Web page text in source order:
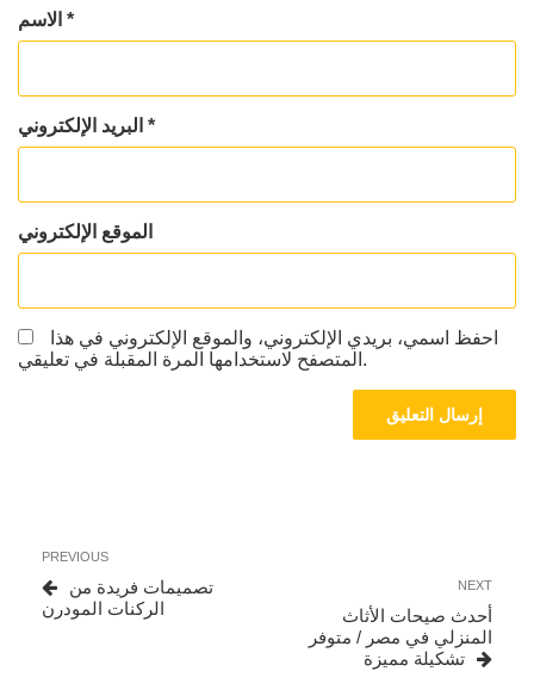
*
*
الموقع الإلكتروني
احفظ اسمي، بريدي الإلكتروني، والموقع الإلكتروني في هذا
المتصفح لاستخدامها المرة المقبلة في تعليقي.
المقالات
Previous
Post
PREVIOUS
تصميمات فريدة من
الركنات المودرن
Next
Post
NEXT
أحدث صيحات الأثاث
المنزلي في مصر / متوفر
تشكيلة مميزة